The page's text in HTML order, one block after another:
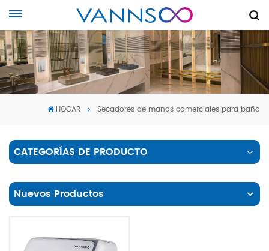
HOGAR Secadores de manos comerciales para baño
CATEGORÍAS DE PRODUCTO
Nuevos Productos